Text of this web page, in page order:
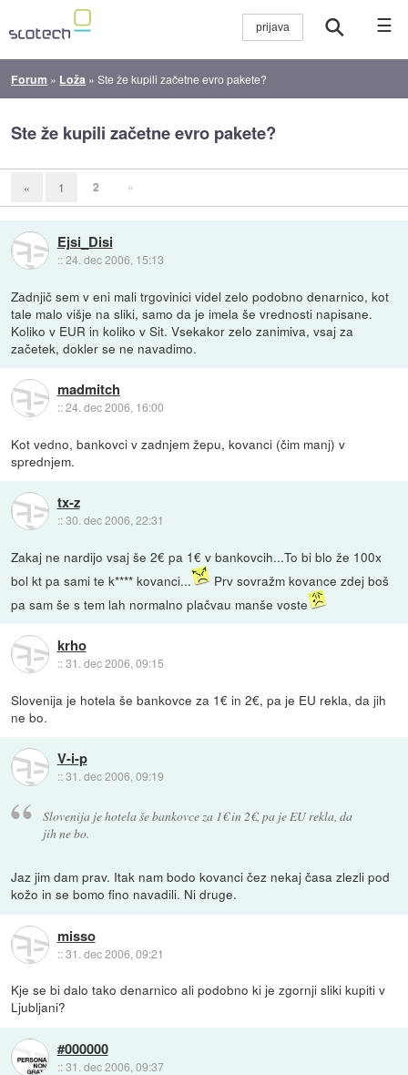
☰
Forum » Loža »Ste že kupili začetne evro pakete?
Ste že kupili začetne evro pakete?
« 1 2 »
Ejsi_Disi
::24. dec 2006, 15:13
Zadnjič sem v eni mali trgovinici videl zelo podobno denarnico, kot
tale malo višje na sliki, samo da je imela še vrednosti napisane.
Koliko v EUR in koliko v Sit. Vsekakor zelo zanimiva, vsaj za
začetek, dokler se ne navadimo.
madmitch
::24. dec 2006, 16:00
Kot vedno, bankovci v zadnjem žepu, kovanci (čim manj) v
sprednjem.
tx-z
::30. dec 2006, 22:31
Zakaj ne nardijo vsaj še 2€ pa 1€ v bankovcih...To bi blo že 100x
bol kt pa sami te k**** kovanci...
Prv sovražm kovance zdej boš
pa sam še s tem lah normalno plačvau manše voste
krho
::31. dec 2006, 09:15
Slovenija je hotela še bankovce za 1€ in 2€, pa je EU rekla, da jih
ne bo.
V-i-p
::31. dec 2006, 09:19
Slovenija je hotela še bankovce za 1€ in 2€, pa je EU rekla, da
jih ne bo.
Jaz jim dam prav. Itak nam bodo kovanci čez nekaj časa zlezli pod
kožo in se bomo fino navadili. Ni druge.
misso
::31. dec 2006, 09:21
Kje se bi dalo tako denarnico ali podobno ki je zgornji sliki kupiti v
Ljubljani?
#000000
::31. dec 2006, 09:37